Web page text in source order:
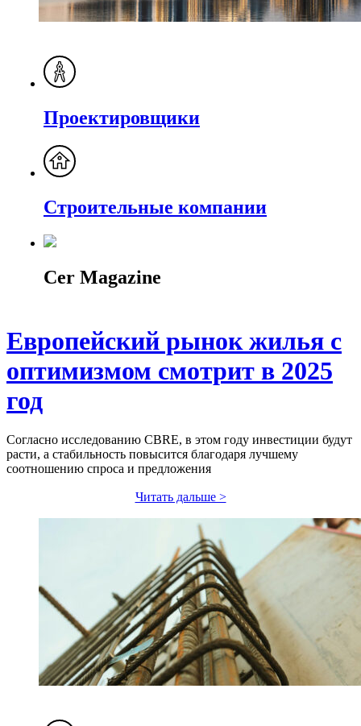
Проектировщики
Строительные компании
Cer Magazine
Европейский рынок жилья с
оптимизмом смотрит в 2025
год
Согласно исследованию CBRE, в этом году инвестиции будут
расти, а стабильность повысится благодаря лучшему
соотношению спроса и предложения
Читать дальше >